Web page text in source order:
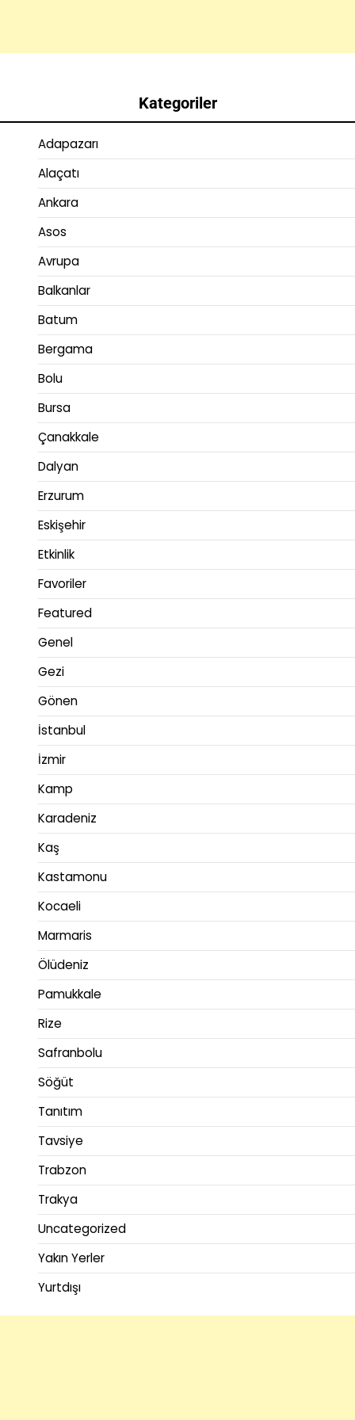
Kategoriler
Adapazarı
Alaçatı
Ankara
Asos
Avrupa
Balkanlar
Batum
Bergama
Bolu
Bursa
Çanakkale
Dalyan
Erzurum
Eskişehir
Etkinlik
Favoriler
Featured
Genel
Gezi
Gönen
İstanbul
İzmir
Kamp
Karadeniz
Kaş
Kastamonu
Kocaeli
Marmaris
Ölüdeniz
Pamukkale
Rize
Safranbolu
Söğüt
Tanıtım
Tavsiye
Trabzon
Trakya
Uncategorized
Yakın Yerler
Yurtdışı